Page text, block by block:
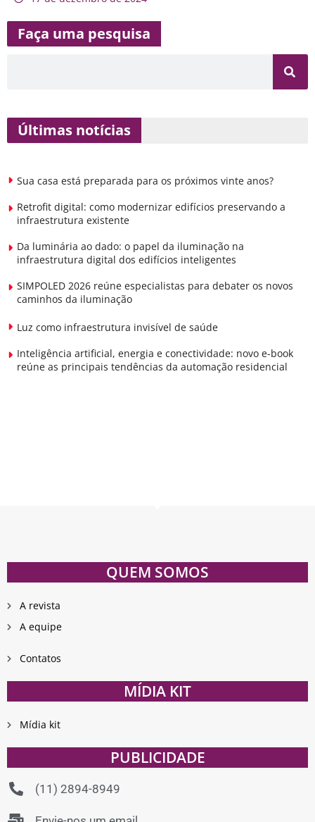
Faça uma pesquisa
Últimas notícias
Sua casa está preparada para os próximos vinte anos?
Retrofit digital: como modernizar edifícios preservando a
infraestrutura existente
Da luminária ao dado: o papel da iluminação na
infraestrutura digital dos edifícios inteligentes
SIMPOLED 2026 reúne especialistas para debater os novos
caminhos da iluminação
Luz como infraestrutura invisível de saúde
Inteligência artificial, energia e conectividade: novo e-book
reúne as principais tendências da automação residencial
QUEM SOMOS
A revista
A equipe
Contatos
MÍDIA KIT
Mídia kit
PUBLICIDADE
(11) 2894-8949